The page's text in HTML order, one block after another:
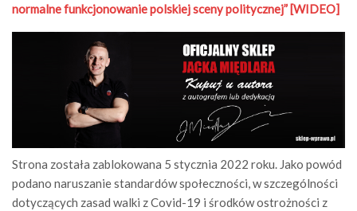
normalne funkcjonowanie polskiej sceny politycznej” [WIDEO]
Strona została zablokowana 5 stycznia 2022 roku. Jako powód
podano naruszanie standardów społeczności, w szczególności
dotyczących zasad walki z Covid-19 i środków ostrożności z